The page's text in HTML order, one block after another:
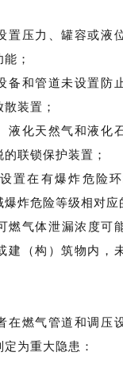
置压力、罐容或液
；
备和管道未设置防
装置；
液化天然气和液化
联锁保护装置；
置在有爆炸危险
炸危险等级相对应
燃气体泄漏浓度可
建（构）筑物内，
燃气管道和调压
为重大隐患：